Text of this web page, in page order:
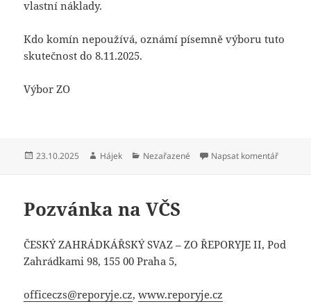
vlastní náklady.
Kdo komín nepoužívá, oznámí písemně výboru tuto
skutečnost do 8.11.2025.
Výbor ZO
Publikováno:
23.10.2025 Autor:
Hájek Rubriky:
Nezařazené Napsat komentářpro text
Pozvánka na VČS
ČESKÝ ZAHRÁDKÁŘSKÝ SVAZ – ZO ŘEPORYJE II, Pod
Zahrádkami 98, 155 00 Praha 5,
officeczs@reporyje.cz,www.reporyje.cz